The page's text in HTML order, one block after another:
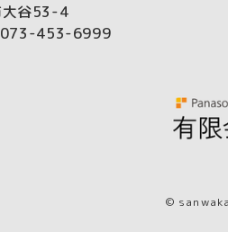
大谷53-4
073-453-6999
©